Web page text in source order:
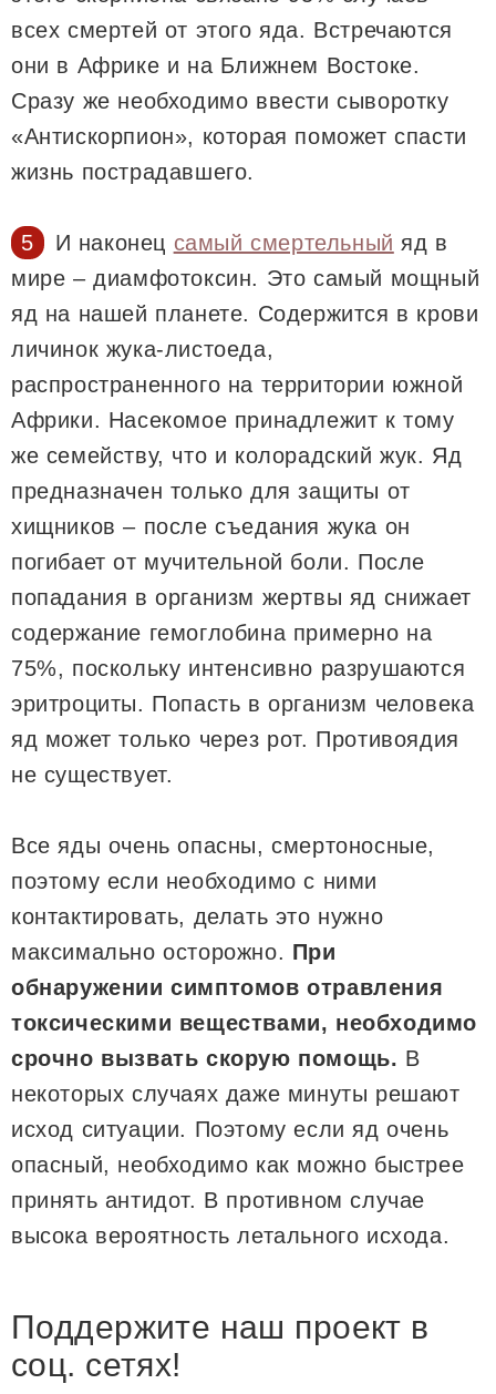
всех смертей от этого яда. Встречаются
они в Африке и на Ближнем Востоке.
Сразу же необходимо ввести сыворотку
«Антискорпион», которая поможет спасти
жизнь пострадавшего.
И наконец самый смертельный яд в
мире – диамфотоксин. Это самый мощный
яд на нашей планете. Содержится в крови
личинок жука-листоеда,
распространенного на территории южной
Африки. Насекомое принадлежит к тому
же семейству, что и колорадский жук. Яд
предназначен только для защиты от
хищников – после съедания жука он
погибает от мучительной боли. После
попадания в организм жертвы яд снижает
содержание гемоглобина примерно на
75%, поскольку интенсивно разрушаются
эритроциты. Попасть в организм человека
яд может только через рот. Противоядия
не существует.
Все яды очень опасны, смертоносные,
поэтому если необходимо с ними
контактировать, делать это нужно
максимально осторожно. При
обнаружении симптомов отравления
токсическими веществами, необходимо
срочно вызвать скорую помощь. В
некоторых случаях даже минуты решают
исход ситуации. Поэтому если яд очень
опасный, необходимо как можно быстрее
принять антидот. В противном случае
высока вероятность летального исхода.
Поддержите наш проект в
соц. сетях!